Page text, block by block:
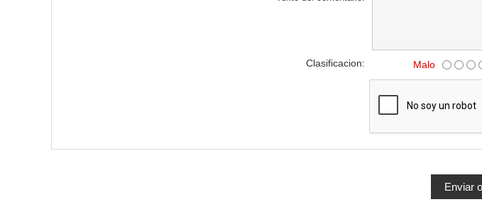
Clasificacion: Malo